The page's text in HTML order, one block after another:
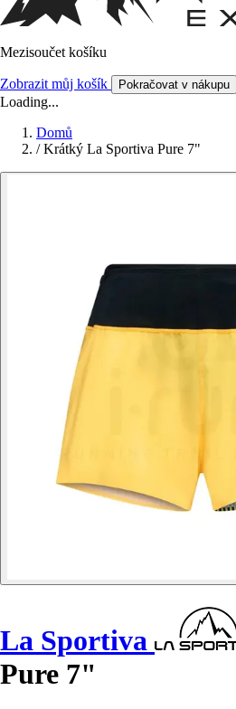
Mezisoučet košíku
Zobrazit můj košík Pokračovat v nákupu
Loading...
Domů
/ Krátký La Sportiva Pure 7"
La Sportiva
Pure 7"